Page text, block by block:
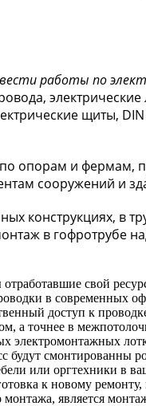
работы по
щиты,
и фермам,
сооружений и
конструкциях, в
в гофротрубе
свой
в современных
доступ к
а точнее в
смонтированны
или оргтехники в
к новому
является